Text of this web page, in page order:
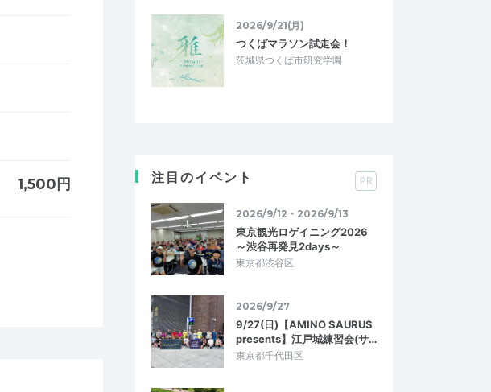
1,500円
2026/9/21(月)
つくばマラソン試走会！
茨城県つくば市研究学園
注目のイベント PR
2026/9/12・2026/9/13
東京観光ロゲイニング2026
～渋谷再発見2days～
東京都渋谷区
2026/9/27
9/27(日)【AMINO SAURUS
presents】江戸城練習会(サ…
東京都千代田区